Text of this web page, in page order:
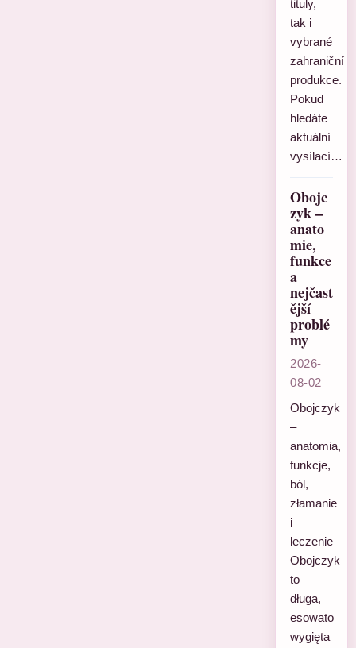
tituly,
tak i
vybrané
zahraniční
produkce.
Pokud
hledáte
aktuální
vysílací…
Obojc
zyk –
anato
mie,
funkce
a
nejčast
ější
problé
my
2026-
08-02
Obojczyk
–
anatomia,
funkcje,
ból,
złamanie
i
leczenie
Obojczyk
to
długa,
esowato
wygięta